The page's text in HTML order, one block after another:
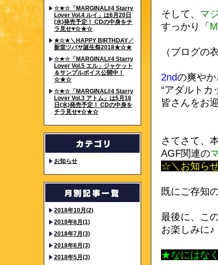
☆★☆「MARGINAL#4 Starry
Lover Vol.4 ルイ」は6月20日
(水)発売予定！ CDの中身をチ
ラ見せ♥☆★☆
★☆★＼HAPPY BIRTHDAY／
新堂ツバサ誕生祭2018★☆★
☆★☆「MARGINAL#4 Starry
Lover Vol.5 エル」ジャケット
＆サンプルボイス公開中！
☆★☆
☆★☆「MARGINAL#4 Starry
Lover Vol.3 アトム」は5月16
日(水)発売予定！ CDの中身を
チラ見せ♥☆★☆
お知らせ
2018年10月(2)
2018年8月(1)
2018年7月(3)
2018年6月(3)
2018年5月(3)
そして、 マ
すっかり「
（ブログの
2ndの爽や
“アダルトカ
皆さんをお
さてさて、
AGF関連の
☆＼お知ら
既にご存知
最後に、こ
お楽しみに♪
★なにはな